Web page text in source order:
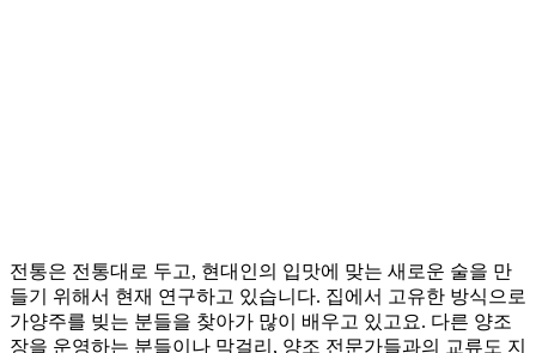
전통은 전통대로 두고, 현대인의 입맛에 맞는 새로운 술을 만
들기 위해서 현재 연구하고 있습니다. 집에서 고유한 방식으로
가양주를 빚는 분들을 찾아가 많이 배우고 있고요. 다른 양조
장을 운영하는 분들이나 막걸리, 양조 전문가들과의 교류도 지